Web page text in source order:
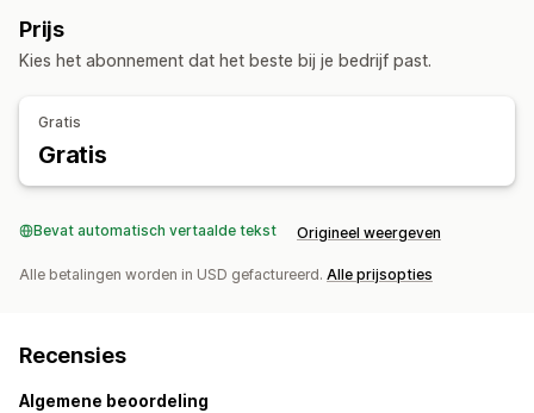
Prijs
Kies het abonnement dat het beste bij je bedrijf past.
Gratis
Gratis
Bevat automatisch vertaalde tekst Origineel weergeven
Alle betalingen worden in USD gefactureerd. Alle prijsopties
Recensies
Algemene beoordeling